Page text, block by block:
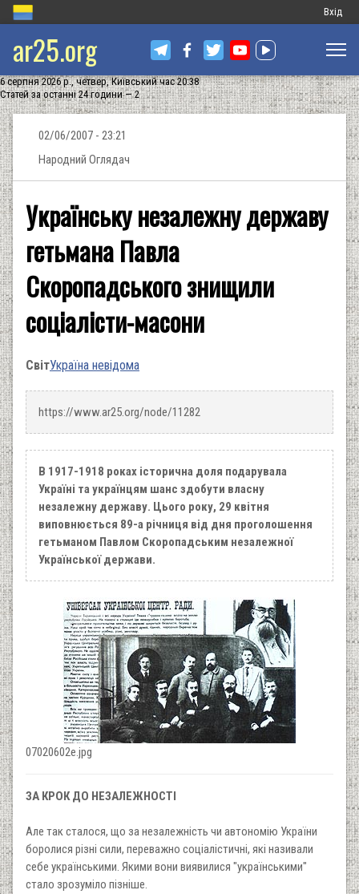
Меню
запису
Вхід
ar25.org
6 серпня 2026 р., четвер, Київський час 20:38
Статей за останні 24 години — 2
02/06/2007 - 23:21
Народний Оглядач
Українську незалежну державу
гетьмана Павла
Скоропадського знищили
соціалісти-масони
СвітУкраїна невідома
https://www.ar25.org/node/11282
В 1917-1918 роках історична доля подарувала
Україні та українцям шанс здобути власну
незалежну державу. Цього року, 29 квітня
виповнюється 89-а річниця від дня проголошення
гетьманом Павлом Скоропадським незалежної
Української держави.
07020602e.jpg
ЗА КРОК ДО НЕЗАЛЕЖНОСТІ
Але так сталося, що за незалежність чи автономію України
боролися різні сили, переважно соціалістичні, які називали
себе українськими. Якими вони виявилися "українськими"
стало зрозуміло пізніше.